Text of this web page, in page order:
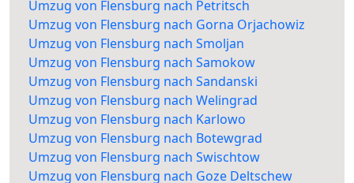
Umzug von Flensburg nach Petritsch
Umzug von Flensburg nach Gorna Orjachowiz
Umzug von Flensburg nach Smoljan
Umzug von Flensburg nach Samokow
Umzug von Flensburg nach Sandanski
Umzug von Flensburg nach Welingrad
Umzug von Flensburg nach Karlowo
Umzug von Flensburg nach Botewgrad
Umzug von Flensburg nach Swischtow
Umzug von Flensburg nach Goze Deltschew